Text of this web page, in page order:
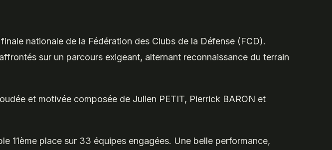
nationale de la Fédération des Clubs de la Défense (FCD).
sur un parcours exigeant, alternant reconnaissance du terrain
et motivée composée de Julien PETIT, Pierrick BARON et
11ème place sur 33 équipes engagées. Une belle performance,